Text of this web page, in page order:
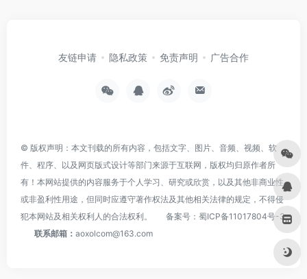
友链申请 隐私政策 免责声明 广告合作
© 版权声明：本文刊载的所有内容，包括文字、图片、音频、视频、软
件、程序、以及网页版式设计等部门来源于互联网，版权均归原作者所
有！本网站提供的内容服务于个人学习、研究或欣赏，以及其他非商业性
或非盈利性用途，但同时应遵守著作权法及其他相关法律的规定，不得侵
犯本网站及相关权利人的合法权利。
备案号： 蜀ICP备11017804号-3
联系邮箱： aoxolcom@163.com